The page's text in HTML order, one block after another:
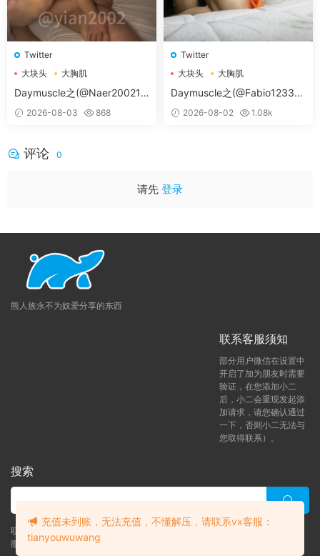
Twitter
大块头
大胸肌
大胸肌肉男
Daymuscle之(@Naer20021-
@纳尔）
2026-08-03 868
Twitter
大块头
大胸肌
大胸肌肉男
Daymuscle之(@Fabio12333-
@辛叔是个G）
2026-08-02 1.08k
评论 0
请先 登录
熊人族永不为奴爱分享的东西
联系客服须知
部分用户微信在设置中
开启了加为朋友时需要
验证，在您添加小二
后，小二会重现发起添
加请求，请您确认通过
一下，否则小二无法与
您取得联系）。
搜索
联系客服 (添加后告诉客服-来自熊人族咨询问题)
微信客服（tianyouwuwang）
充值未到账，无法充值，不懂解压，请联系vx客服：
tianyouwuwang